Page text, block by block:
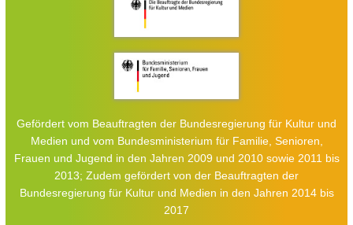
Gefördert vom Beauftragten der Bundesregierung für Kultur und
Medien und vom Bundesministerium für Familie, Senioren,
Frauen und Jugend in den Jahren 2009 und 2010 sowie 2011 bis
2013; Zudem gefördert von der Beauftragten der
Bundesregierung für Kultur und Medien in den Jahren 2014 bis
2017